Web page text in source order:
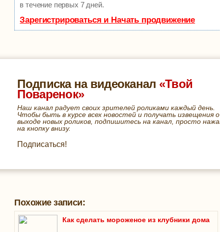
в течение первых 7 дней.
Зарегистрироваться и Начать продвижение
Подписка на видеоканал «Твой
Поваренок»
Наш канал радует своих зрителей роликами каждый день.
Чтобы быть в курсе всех новостей и получать извещения о
выходе новых роликов, подпишитесь на канал, просто
на кнопку внизу.
Подписаться!
Похожие записи:
Как сделать мороженое из клубники дома